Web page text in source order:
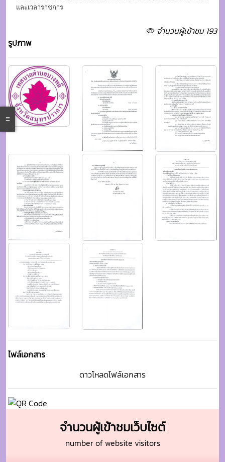
และเวลาราชการ
จำนวนผู้เข้าชม 193
รูปภาพ
ไฟล์เอกสาร
ดาวโหลดไฟล์เอกสาร
จำนวนผู้เข้าชมเว็บไซต์
number of website visitors